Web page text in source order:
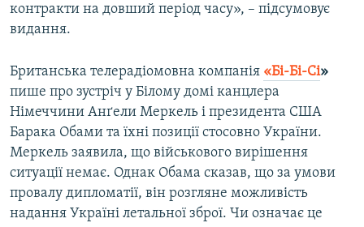
контракти на довший період часу», – підсумовує
видання.
Британська телерадіомовна компанія «Бі-Бі-Сі»
пише про зустріч у Білому домі канцлера
Німеччини Анґели Меркель і президента США
Барака Обами та їхні позиції стосовно України.
Меркель заявила, що військового вирішення
ситуації немає. Однак Обама сказав, що за умови
провалу дипломатії, він розгляне можливість
надання Україні летальної зброї. Чи означає це